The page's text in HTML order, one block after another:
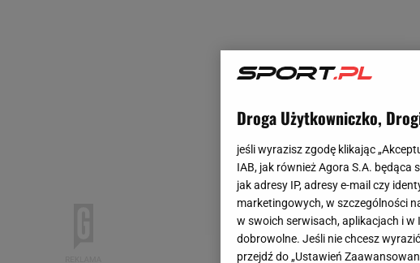
Droga Użytkowniczko,
jeśli wyrazisz zgodę klikając
IAB, jak również Agora S.A. będąca
jak adresy IP, adresy e-mail czy
marketingowych, w szczególności
w swoich serwisach, aplikacjach i
dobrowolne. Jeśli nie chcesz
przejdź do „Ustawień